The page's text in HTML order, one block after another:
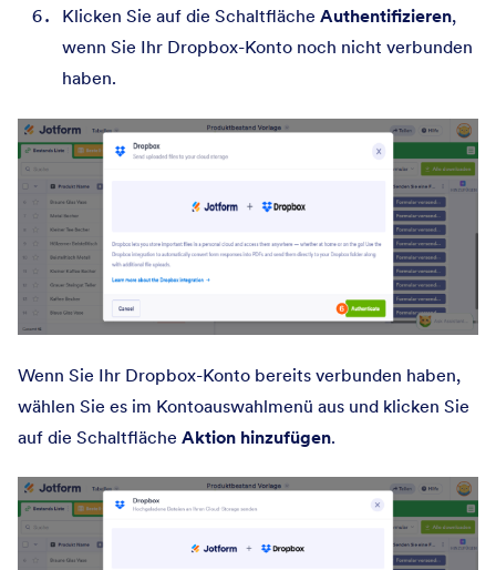
Klicken Sie auf die Schaltfläche Authentifizieren,
wenn Sie Ihr Dropbox-Konto noch nicht verbunden
haben.
Wenn Sie Ihr Dropbox-Konto bereits verbunden haben,
wählen Sie es im Kontoauswahlmenü aus und klicken Sie
auf die Schaltfläche Aktion hinzufügen.